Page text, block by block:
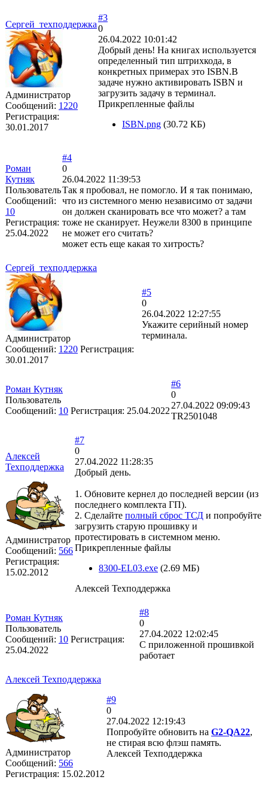
Сергей_техподдержка
Администратор
Сообщений: 1220
Регистрация:
30.01.2017
#3
0
26.04.2022 10:01:42
Добрый день! На книгах используется
определенный тип штрихкода, в
конкретных примерах это ISBN.В
задаче нужно активировать ISBN и
загрузить задачу в терминал.
Прикрепленные файлы
ISBN.png (30.72 КБ)
Роман
Кутняк
Пользователь
Сообщений:
10
Регистрация:
25.04.2022
#4
0
26.04.2022 11:39:53
Так я пробовал, не помогло. И я так понимаю,
что из системного меню независимо от задачи
он должен сканировать все что может? а там
тоже не сканирует. Неужели 8300 в принципе
не может его считать?
может есть еще какая то хитрость?
Сергей_техподдержка
Администратор
Сообщений: 1220 Регистрация:
30.01.2017
#5
0
26.04.2022 12:27:55
Укажите серийный номер
терминала.
Роман Кутняк
Пользователь
Сообщений: 10 Регистрация: 25.04.2022
#6
0
27.04.2022 09:09:43
TR2501048
Алексей
Техподдержка
Администратор
Сообщений: 566
Регистрация:
15.02.2012
#7
0
27.04.2022 11:28:35
Добрый день.
1. Обновите кернел до последней версии (из
последнего комплекта ГП).
2. Сделайте полный сброс ТСД и попробуйте
загрузить старую прошивку и
протестировать в системном меню.
Прикрепленные файлы
8300-EL03.exe (2.69 МБ)
Алексей Техподдержка
Роман Кутняк
Пользователь
Сообщений: 10 Регистрация:
25.04.2022
#8
0
27.04.2022 12:02:45
С приложенной прошивкой
работает
Алексей Техподдержка
Администратор
Сообщений: 566
Регистрация: 15.02.2012
#9
0
27.04.2022 12:19:43
Попробуйте обновить на G2-QA22,
не стирая всю флэш память.
Алексей Техподдержка